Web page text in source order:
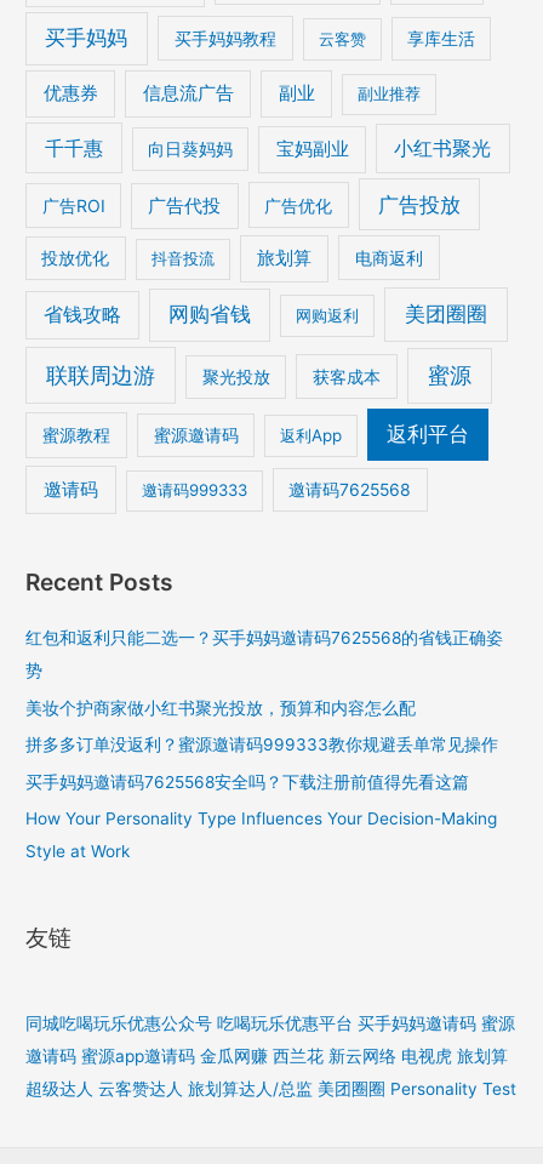
买手妈妈 买手妈妈教程 云客赞 享库生活
优惠券 信息流广告 副业 副业推荐
千千惠 向日葵妈妈 宝妈副业 小红书聚光
广告ROI 广告代投 广告优化 广告投放
投放优化 抖音投流 旅划算 电商返利
省钱攻略 网购省钱 网购返利 美团圈圈
联联周边游 聚光投放 获客成本 蜜源
蜜源教程 蜜源邀请码 返利App 返利平台
邀请码 邀请码999333 邀请码7625568
Recent Posts
红包和返利只能二选一？买手妈妈邀请码7625568的省钱正确姿
势
美妆个护商家做小红书聚光投放，预算和内容怎么配
拼多多订单没返利？蜜源邀请码999333教你规避丢单常见操作
买手妈妈邀请码7625568安全吗？下载注册前值得先看这篇
How Your Personality Type Influences Your Decision-Making
Style at Work
友链
同城吃喝玩乐优惠公众号 吃喝玩乐优惠平台 买手妈妈邀请码 蜜源
邀请码 蜜源app邀请码 金瓜网赚 西兰花 新云网络 电视虎 旅划算
超级达人 云客赞达人 旅划算达人/总监 美团圈圈 Personality Test